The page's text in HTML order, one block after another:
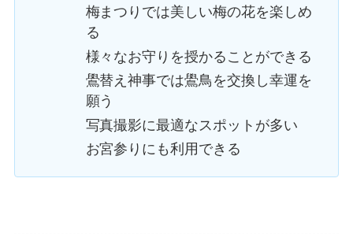
梅まつりでは美しい梅の花を楽しめ
る
様々なお守りを授かることができる
鷽替え神事では鷽鳥を交換し幸運を
願う
写真撮影に最適なスポットが多い
お宮参りにも利用できる